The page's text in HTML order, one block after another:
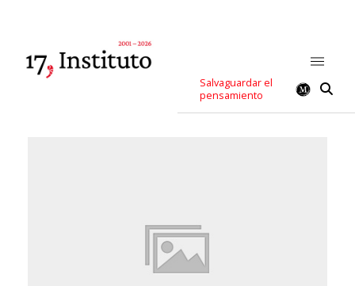
Salvaguardar el
pensamiento